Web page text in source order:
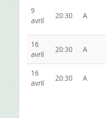
9
avril
20:30 A
16
avril
20:30 A
16
avril
20:30 A